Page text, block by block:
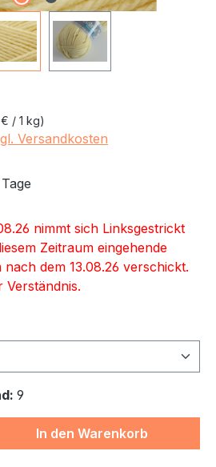
/ 1 kg)
Versandkosten
nimmt sich Linksgestrickt
Zeitraum eingehende
dem 13.08.26 verschickt.
9
Gib den
In den Warenkorb